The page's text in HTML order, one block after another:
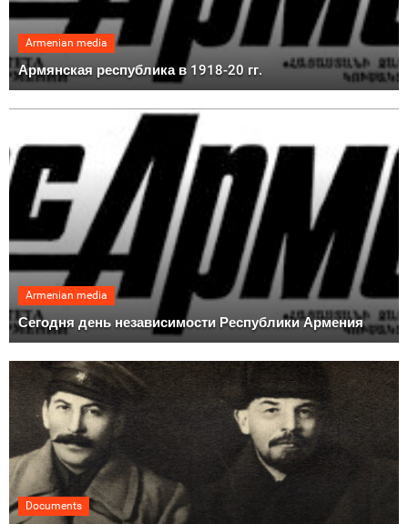
Armenian media
Армянская республика в 1918-20 гг.
Armenian media
Сегодня день независимости Республики Армения
Documents